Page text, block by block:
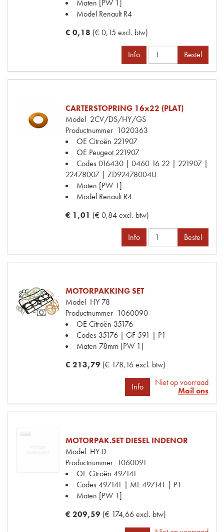
Maten [PW 1]
Model Renault R4
€ 0,18 (€ 0,15 excl. btw)
Info Bestel
CARTERSTOPRING 16x22 (PLAT)
Model 2CV/DS/HY/GS
Productnummer 1020363
OE Citroën 221907
OE Peugeot 221907
Codes016430 | 0460 16 22 | 221907 |
22478007 | ZD92478004U
Maten [PW 1]
Model Renault R4
€ 1,01 (€ 0,84 excl. btw)
Info Bestel
MOTORPAKKING SET
Model HY 78
Productnummer 1060090
OE Citroën 35176
Codes 35176 | GF 591 | P1
Maten 78mm [PW 1]
€ 213,79 (€ 178,16 excl. btw)
Info
Niet op voorraad
Mail ons
MOTORPAK.SET DIESEL INDENOR
Model HY D
Productnummer 1060091
OE Citroën 497141
Codes497141 | ML 497141 | P1
Maten [PW 1]
€ 209,59 (€ 174,66 excl. btw)